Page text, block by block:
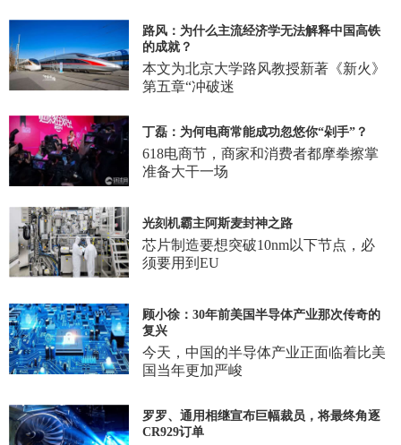
路风：为什么主流经济学无法解释中国高铁
的成就？
本文为北京大学路风教授新著《新火》
第五章“冲破迷
丁磊：为何电商常能成功忽悠你“剁手”？
618电商节，商家和消费者都摩拳擦掌
准备大干一场
光刻机霸主阿斯麦封神之路
芯片制造要想突破10nm以下节点，必
须要用到EU
顾小徐：30年前美国半导体产业那次传奇的
复兴
今天，中国的半导体产业正面临着比美
国当年更加严峻
罗罗、通用相继宣布巨幅裁员，将最终角逐
CR929订单